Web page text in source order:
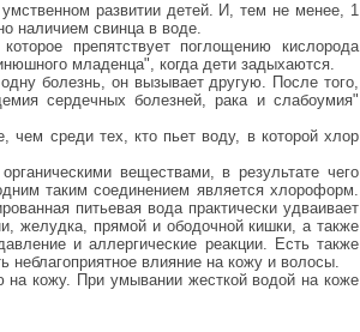
развитии детей. И, тем не менее, 1
наличием свинца в воде.
препятствует поглощению кислорода
младенца", когда дети задыхаются.
болезнь, он вызывает другую. После того,
сердечных болезней, рака и слабоумия"
чем среди тех, кто пьет воду, в которой хлор
веществами, в результате чего
таким соединением является хлороформ.
питьевая вода практически удваивает
желудка, прямой и ободочной кишки, а также
и аллергические реакции. Есть также
неблагоприятное влияние на кожу и волосы.
на кожу. При умывании жесткой водой на коже